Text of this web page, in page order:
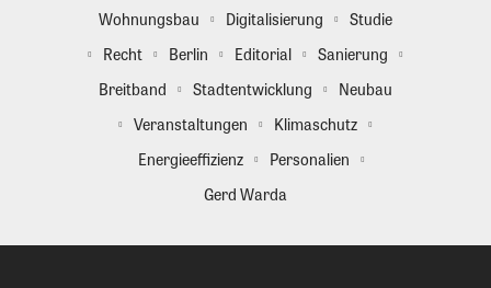
Wohnungsbau
Digitalisierung
Studie
Recht
Berlin Editorial
Sanierung
Breitband
Stadtentwicklung
Neubau
Veranstaltungen
Klimaschutz
Energieeffizienz
Personalien
Gerd Warda